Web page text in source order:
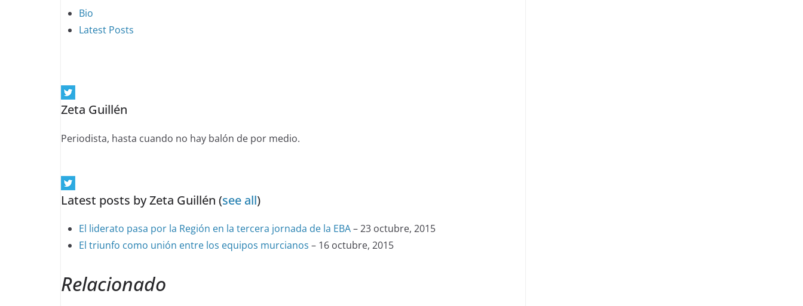
The
following
content
below.
Bio
Latest Posts
Zeta Guillén
Periodista, hasta cuando no hay balón de por medio.
Latest posts by Zeta Guillén (see all)
El liderato pasa por la Región en la tercera jornada de la EBA– 23 octubre, 2015
El triunfo como unión entre los equipos murcianos – 16 octubre, 2015
Relacionado